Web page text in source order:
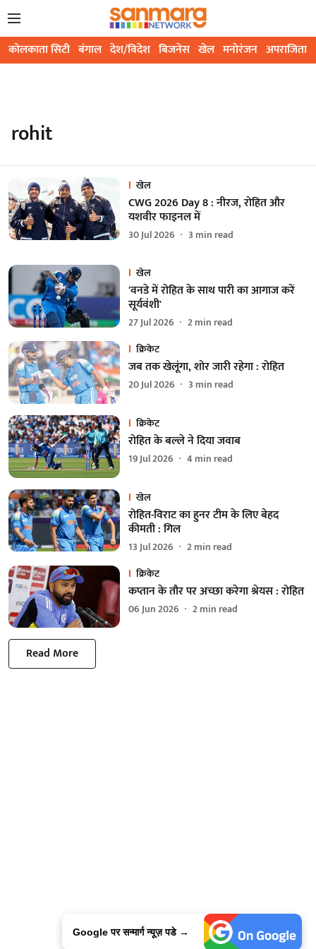
कोलकाता सिटी बंगाल देश/विदेश बिजनेस खेल मनोरंजन अपराजिता
rohit
खेल
CWG 2026 Day 8 : नीरज, रोहित और
यशवीर फाइनल में
30 Jul 2026 3 min read
खेल
'वनडे में रोहित के साथ पारी का आगाज करें
सूर्यवंशी'
27 Jul 2026 2min read
क्रिकेट
जब तक खेलूंगा, शोर जारी रहेगा : रोहित
20 Jul 2026 3 min read
क्रिकेट
रोहित के बल्ले ने दिया जवाब
19 Jul 2026 4min read
खेल
रोहित-विराट का हुनर टीम के लिए बेहद
कीमती : गिल
13 Jul 2026 2min read
क्रिकेट
कप्तान के तौर पर अच्छा करेगा श्रेयस : रोहित
06 Jun 2026 2min read
Read More
Google पर सन्मार्ग न्यूज़ पडे →